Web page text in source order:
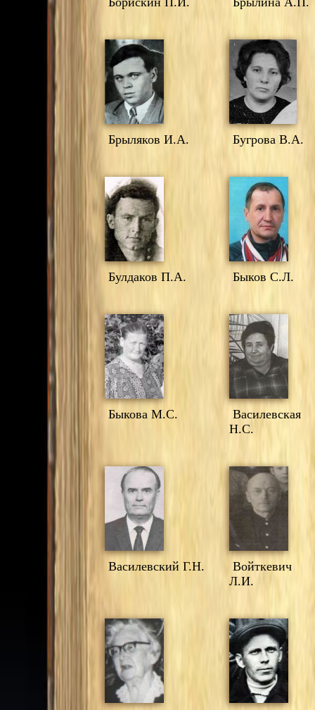
Брыляков И.А. Бугрова В.А.
Булдаков П.А. Быков С.Л.
Быкова М.С.
Василевская
Н.С.
Василевский Г.Н.
Войткевич
Л.И.